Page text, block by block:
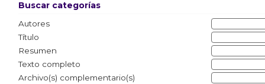
Buscar categorías
Autores
Título
Resumen
Texto completo
Archivo(s) complementario(s)